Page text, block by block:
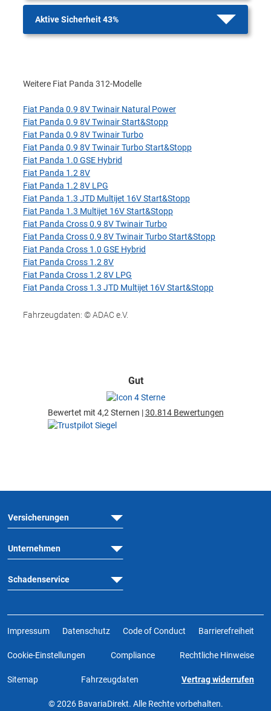
Aktive Sicherheit 43%
Weitere Fiat Panda 312-Modelle
Fiat Panda 0.9 8V Twinair Natural Power
Fiat Panda 0.9 8V Twinair Start&Stopp
Fiat Panda 0.9 8V Twinair Turbo
Fiat Panda 0.9 8V Twinair Turbo Start&Stopp
Fiat Panda 1.0 GSE Hybrid
Fiat Panda 1.2 8V
Fiat Panda 1.2 8V LPG
Fiat Panda 1.3 JTD Multijet 16V Start&Stopp
Fiat Panda 1.3 Multijet 16V Start&Stopp
Fiat Panda Cross 0.9 8V Twinair Turbo
Fiat Panda Cross 0.9 8V Twinair Turbo Start&Stopp
Fiat Panda Cross 1.0 GSE Hybrid
Fiat Panda Cross 1.2 8V
Fiat Panda Cross 1.2 8V LPG
Fiat Panda Cross 1.3 JTD Multijet 16V Start&Stopp
Fahrzeugdaten: © ADAC e.V.
Gut
Bewertet mit 4,2 Sternen |30.814 Bewertungen
Versicherungen
Unternehmen
Schadenservice
Impressum Datenschutz Code of Conduct Barrierefreiheit
Cookie-Einstellungen Compliance Rechtliche Hinweise
Sitemap Fahrzeugdaten Vertrag widerrufen
© 2026 BavariaDirekt. Alle Rechte vorbehalten.